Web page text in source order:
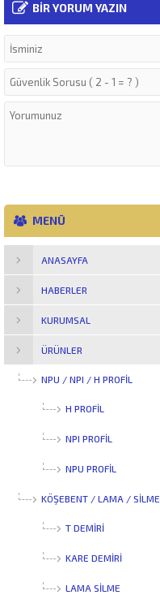
BİR YORUM YAZIN
MENÜ
ANASAYFA
HABERLER
KURUMSAL
ÜRÜNLER
NPU / NPI / H PROFİL
H PROFIL
NPI PROFIL
NPU PROFIL
KÖŞEBENT / LAMA / SİLME
T DEMIRI
KARE DEMIRI
LAMA SILME